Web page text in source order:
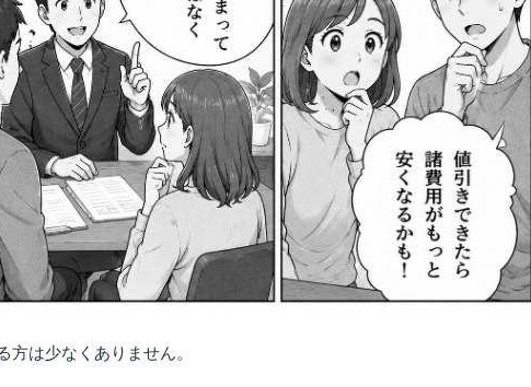
方は少なく ありません。